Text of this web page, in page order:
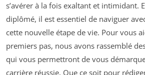
s’avérer à la fois exaltant et intimidant.
diplômé, il est essentiel de naviguer
cette nouvelle étape de vie. Pour vous
premiers pas, nous avons rassemblé
qui vous permettront de vous
carrière réussie. Que ce soit pour